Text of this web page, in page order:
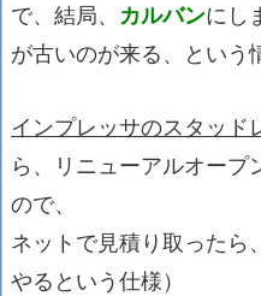
で、結局、 カルバンにし
が古いのが来る、という
インプレッサのスタッド
ら、リニューアルオープ
ので、
ネットで見積り取ったら、
やるという仕様）